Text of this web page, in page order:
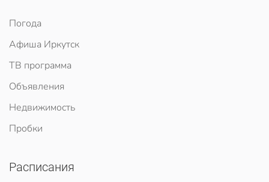
Погода
Афиша Иркутск
ТВ программа
Объявления
Недвижимость
Пробки
Расписания